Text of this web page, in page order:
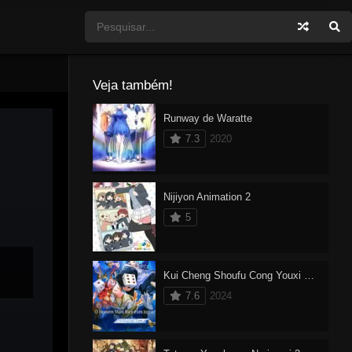
Veja também!
Runway de Waratte
7.3
2020
Nijiyon Animation 2
5
Kui Cheng Shoufu Cong Youxi Kaishi
7.6
2024